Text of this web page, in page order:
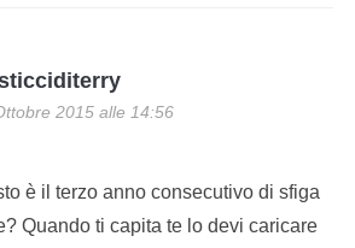
2015 alle 14:56
è il terzo anno consecutivo di sfiga
Quando ti capita te lo devi caricare